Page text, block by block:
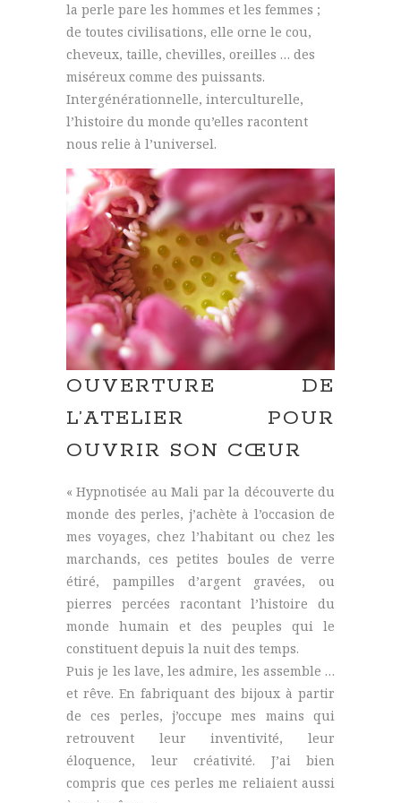
la perle pare les hommes et les femmes ;
de toutes civilisations, elle orne le cou,
cheveux, taille, chevilles, oreilles … des
miséreux comme des puissants.
Intergénérationnelle, interculturelle,
l’histoire du monde qu’elles racontent
nous relie à l’universel.
OUVERTURE DE
L’ATELIER POUR
OUVRIR SON CŒUR
« Hypnotisée au Mali par la découverte du
monde des perles, j’achète à l’occasion de
mes voyages, chez l’habitant ou chez les
marchands, ces petites boules de verre
étiré, pampilles d’argent gravées, ou
pierres percées racontant l’histoire du
monde humain et des peuples qui le
constituent depuis la nuit des temps.
Puis je les lave, les admire, les assemble …
et rêve. En fabriquant des bijoux à partir
de ces perles, j’occupe mes mains qui
retrouvent leur inventivité, leur
éloquence, leur créativité. J’ai bien
compris que ces perles me reliaient aussi